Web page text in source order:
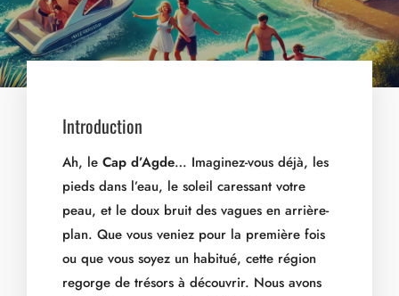
Introduction
Ah, le Cap d’Agde… Imaginez-vous déjà, les
pieds dans l’eau, le soleil caressant votre
peau, et le doux bruit des vagues en arrière-
plan. Que vous veniez pour la première fois
ou que vous soyez un habitué, cette région
regorge de trésors à découvrir. Nous avons